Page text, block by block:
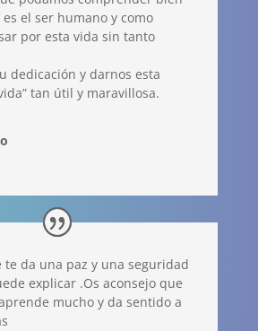
el ser humano y como
por esta vida sin tanto
dedicación y darnos esta
tan útil y maravillosa.
te da una paz y una seguridad
explicar .Os aconsejo que
mucho y da sentido a